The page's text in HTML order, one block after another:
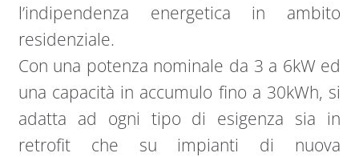
l’indipendenza energetica in ambito
residenziale.
Con una potenza nominale da 3 a 6kW ed
una capacità in accumulo fino a 30kWh, si
adatta ad ogni tipo di esigenza sia in
retrofit che su impianti di nuova